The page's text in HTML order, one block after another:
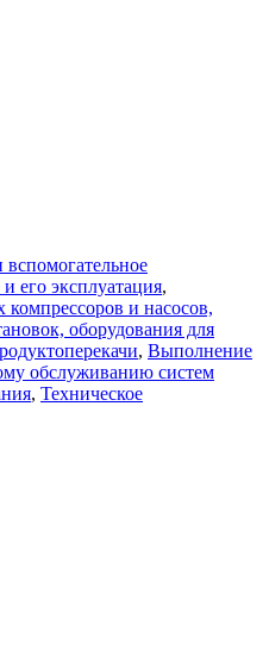
его эксплуатация,
компрессоров и насосов,
оборудования для
, Выполнение
обслуживанию систем
, Техническое